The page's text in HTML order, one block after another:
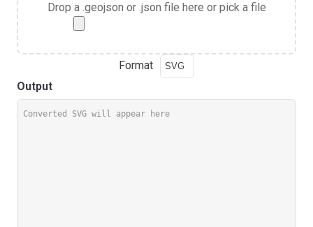
Drop a .geojson or .json file here or pick a file
Format
Output